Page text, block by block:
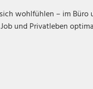
wohlfühlen – im
und Privatleben